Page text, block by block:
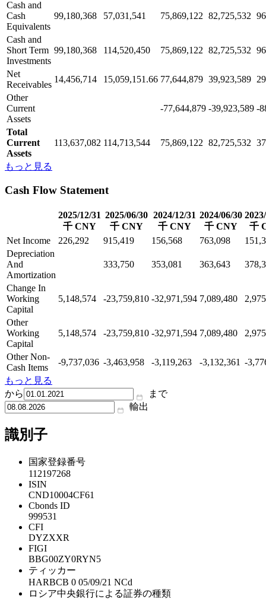
Cash and
Cash
Equivalents
99,180,368 57,031,541 75,869,122 82,725,532
Cash and
Short Term
Investments
99,180,368 114,520,450 75,869,122 82,725,532
Net
Receivables
14,456,714 15,059,151.66 77,644,879 39,923,589
Other
Current
Assets
-77,644,879 -39,923,589 -
Total
Current
Assets
113,637,082 114,713,544 75,869,122 82,725,532
もっと見る
Cash Flow Statement
2025/12/31
千 CNY
2025/06/30
千 CNY
2024/12/31
千 CNY
2024/06/30
千 CNY
千
Net Income
226,292 915,419 156,568 763,098
Depreciation
And
Amortization
333,750 353,081 363,643
Change In
Working
Capital
5,148,574 -23,759,810 -32,971,594 7,089,480
Other
Working
Capital
5,148,574 -23,759,810 -32,971,594 7,089,480
Other Non-
Cash Items
-9,737,036 -3,463,958 -3,119,263 -3,132,361 -
もっと見る
から
まで
輸出
識別子
国家登録番号
112197268
ISIN
CND10004CF61
Cbonds ID
999531
CFI
DYZXXR
FIGI
BBG00ZY0RYN5
ティッカー
HARBCB 0 05/09/21 NCd
ロシア中央銀行による証券の種類